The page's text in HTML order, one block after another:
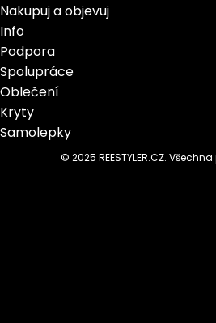
Nakupuj a objevuj
Info
Podpora
Spolupráce
Oblečení
Kryty
Samolepky
© 2025 REESTYLER.CZ.